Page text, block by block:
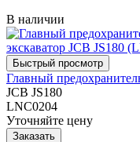
В наличии
Главный
JCB JS180
LNC0204
Уточняйте цену